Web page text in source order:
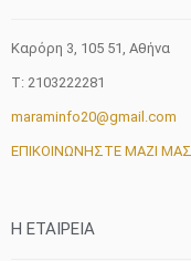
Καρόρη 3, 105 51, Aθήνα
T: 2103222281
maraminfo20@gmail.com
ΕΠΙΚΟΙΝΩΝΗΣΤΕ ΜΑΖΙ ΜΑΣ
H ETAIΡΕΙΑ